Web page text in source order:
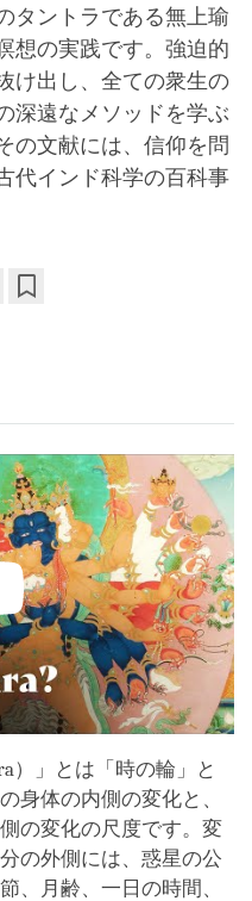
タントラである無上瑜
想の実践です。強迫的
け出し、全ての衆生の
深遠なメソッドを学ぶ
の文献には、信仰を問
代インド科学の百科事
）」とは「時の輪」と
身体の内側の変化と、
の変化の尺度です。変
の外側には、惑星の公
、月齢、一日の時間、